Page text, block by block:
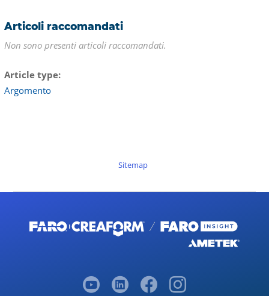
Articoli raccomandati
Non sono presenti articoli raccomandati.
Article type
Argomento
Sitemap